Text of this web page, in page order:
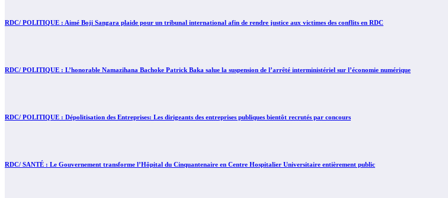
RDC/ POLITIQUE : Aimé Boji Sangara plaide pour un tribunal international afin de rendre justice aux victimes des conflits en RDC
RDC/ POLITIQUE : L’honorable Namazihana Bachoke Patrick Baka salue la suspension de l’arrêté interministériel sur l’économie numérique
RDC/ POLITIQUE : Dépolitisation des Entreprises: Les dirigeants des entreprises publiques bientôt recrutés par concours
RDC/ SANTÉ : Le Gouvernement transforme l’Hôpital du Cinquantenaire en Centre Hospitalier Universitaire entièrement public